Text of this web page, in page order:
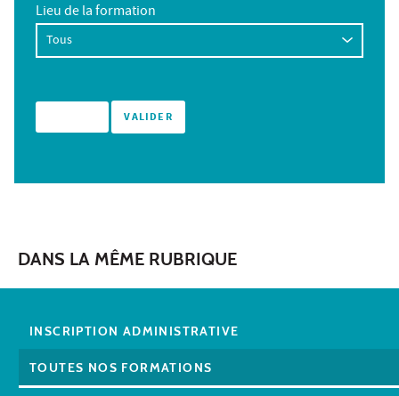
Lieu de la formation
DANS LA MÊME RUBRIQUE
INSCRIPTION ADMINISTRATIVE
TOUTES NOS FORMATIONS